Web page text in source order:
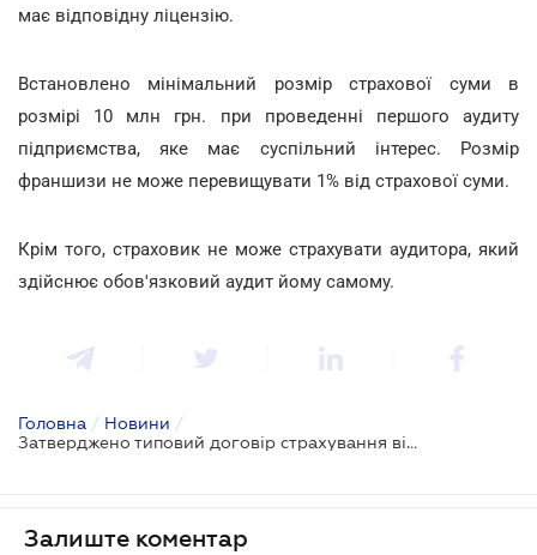
має відповідну ліцензію.
Встановлено мінімальний розмір страхової суми в
розмірі 10 млн грн. при проведенні першого аудиту
підприємства, яке має суспільний інтерес. Розмір
франшизи не може перевищувати 1% від страхової суми.
Крім того, страховик не може страхувати аудитора, який
здійснює обов'язковий аудит йому самому.
Головна / Новини /
Затверджено типовий договір страхування відповідальності аудиторів
Залиште коментар